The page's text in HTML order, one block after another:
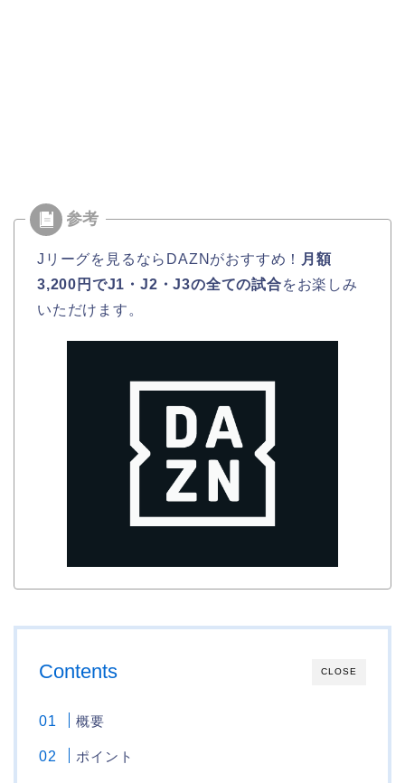
Jリーグを見るならDAZNがおすすめ！
月額
3,200円でJ1・J2・J3の全ての試合をお楽しみ
いただけます。
CLOSE
Contents
概要
ポイント